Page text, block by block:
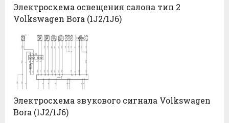
Электросхема освещения салона тип 2
Volkswagen Bora (1J2/1J6)
Электросхема звукового сигнала Volkswagen
Bora (1J2/1J6)